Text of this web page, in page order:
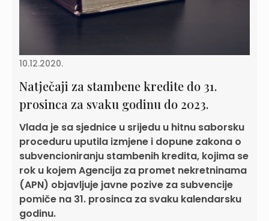
10.12.2020.
Natječaji za stambene kredite do 31.
prosinca za svaku godinu do 2023.
Vlada je sa sjednice u srijedu u hitnu saborsku
proceduru uputila izmjene i dopune zakona o
subvencioniranju stambenih kredita, kojima se
rok u kojem Agencija za promet nekretninama
(APN) objavljuje javne pozive za subvencije
pomiče na 31. prosinca za svaku kalendarsku
godinu.